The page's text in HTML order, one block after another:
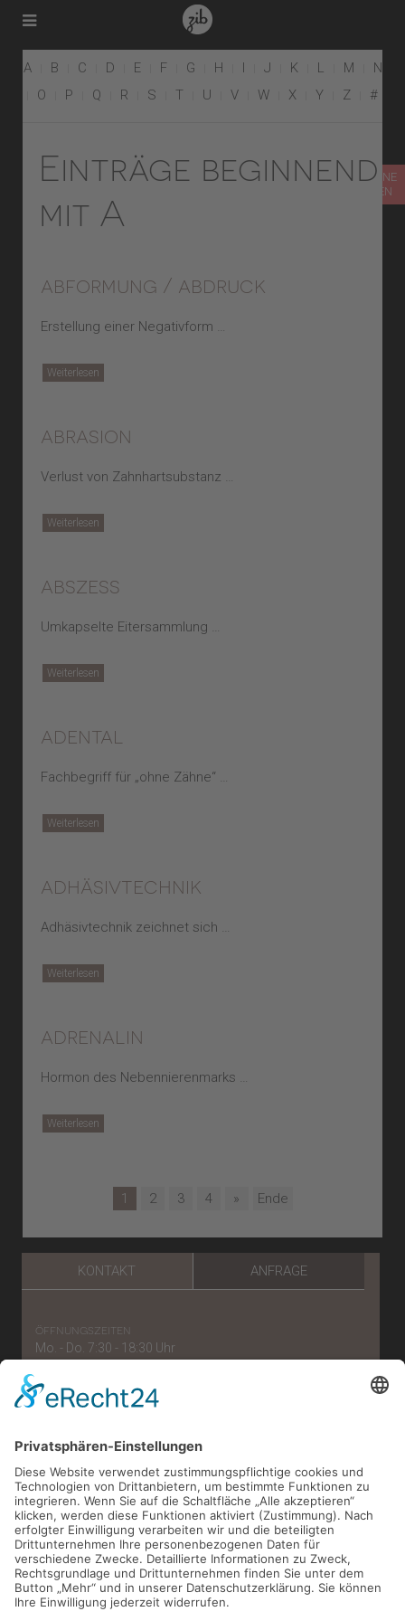
TERMIN ONLINE
VEREINBAREN
A B C D E F G H I J K L M
N
O
P Q R S T U V W X Y Z #
Einträge beginnend
mit A
abformung / abdruck
Erstellung einer Negativform …
Weiterlesen
abrasion
Verlust von Zahnhartsubstanz …
Weiterlesen
abszess
Umkapselte Eitersammlung …
Weiterlesen
adental
Fachbegriff für „ohne Zähne“ …
Weiterlesen
adhäsivtechnik
Adhäsivtechnik zeichnet sich …
Weiterlesen
adrenalin
Hormon des Nebennierenmarks …
Weiterlesen
1 2 3 4 » Ende
KONTAKT ANFRAGE
öffnungszeiten
Mo. - Do. 7:30 - 18:30 Uhr
telefonnummer
e-mail
verwaltung[at]zahnaerzte-im-belgischen.de